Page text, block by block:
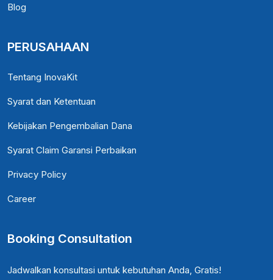
Blog
PERUSAHAAN
Tentang InovaKit
Syarat dan Ketentuan
Kebijakan Pengembalian Dana
Syarat Claim Garansi Perbaikan
Privacy Policy
Career
Booking Consultation
Jadwalkan konsultasi untuk kebutuhan Anda, Gratis!